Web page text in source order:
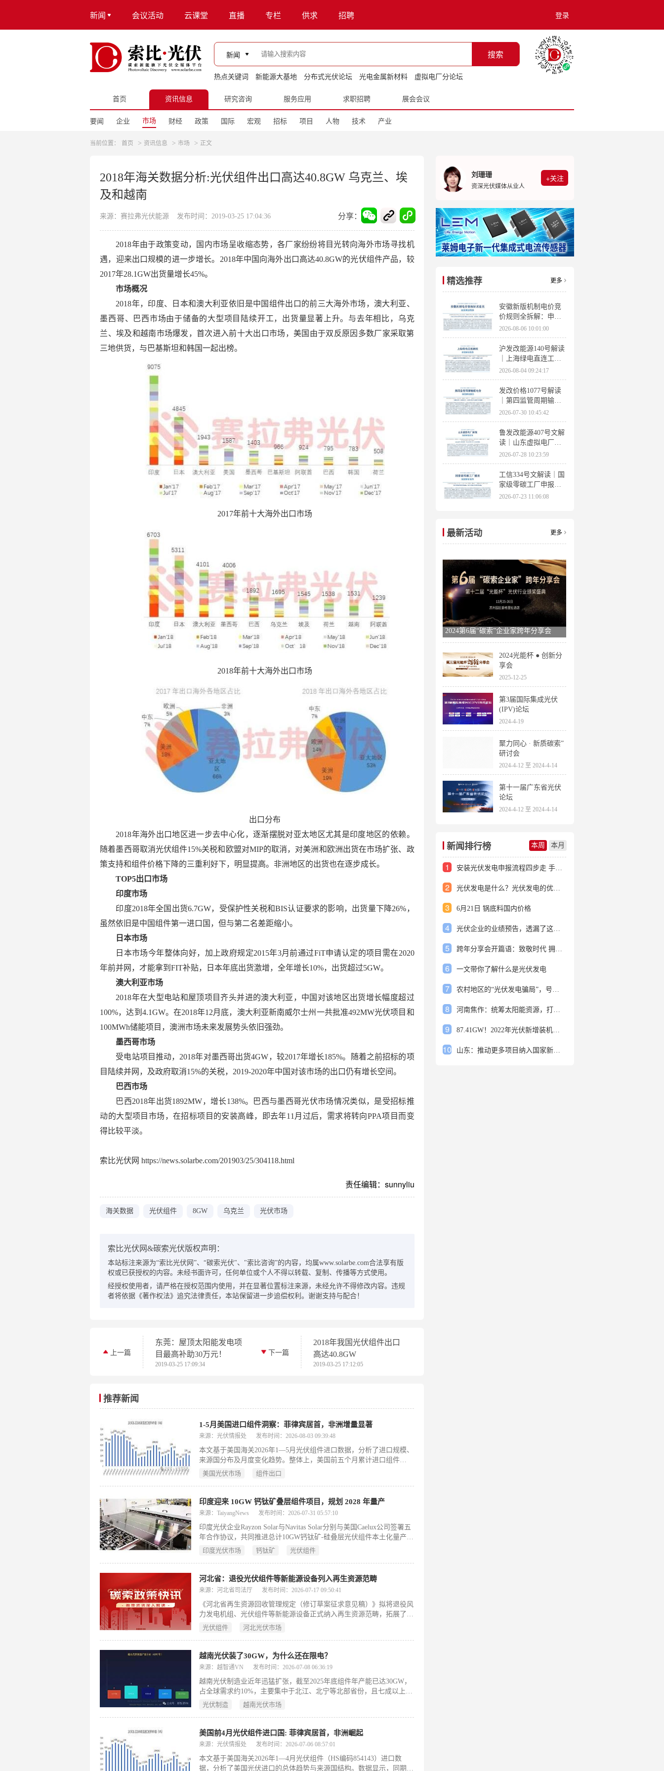
新闻 会议活动 云课堂 直播 专栏 供求 招聘 登录
新闻 搜索
热点关键词 新能源大基地 分布式光伏论坛 光电金属新材料 虚拟电厂分论坛
首页 资讯信息 研究咨询 服务应用 求职招聘 展会会议
要闻 企业 市场 财经 政策 国际 宏观 招标 项目 人物 技术 产业
当前位置： 首页 > 资讯信息 > 市场 > 正文
2018年海关数据分析:光伏组件出口高达40.8GW 乌克兰、埃
及和越南
来源：赛拉弗光伏能源 发布时间：2019-03-25 17:04:36 分享：
2018年由于政策变动，国内市场呈收缩态势，各厂家纷纷将目光转向海外市场寻找机
遇，迎来出口规模的进一步增长。2018年中国向海外出口高达40.8GW的光伏组件产品，较
2017年28.1GW出货量增长45%。
市场概况
2018年，印度、日本和澳大利亚依旧是中国组件出口的前三大海外市场，澳大利亚、
墨西哥、巴西市场由于储备的大型项目陆续开工，出货量显著上升。与去年相比，乌克
兰、埃及和越南市场爆发，首次进入前十大出口市场，美国由于双反原因多数厂家采取第
三地供货，与巴基斯坦和韩国一起出榜。
2017年前十大海外出口市场
2018年前十大海外出口市场
出口分布
2018年海外出口地区进一步去中心化，逐渐摆脱对亚太地区尤其是印度地区的依赖。
随着墨西哥取消光伏组件15%关税和欧盟对MIP的取消，对美洲和欧洲出货在市场扩张、政
策支持和组件价格下降的三重利好下，明显提高。非洲地区的出货也在逐步成长。
TOP5出口市场
印度市场
印度2018年全国出货6.7GW，受保护性关税和BIS认证要求的影响，出货量下降26%，
虽然依旧是中国组件第一进口国，但与第二名差距缩小。
日本市场
日本市场今年整体向好，加上政府规定2015年3月前通过FiT申请认定的项目需在2020
年前并网，才能拿到FIT补贴，日本年底出货激增，全年增长10%，出货超过5GW。
澳大利亚市场
2018年在大型电站和屋顶项目齐头并进的澳大利亚，中国对该地区出货增长幅度超过
100%，达到4.1GW。在2018年12月底，澳大利亚新南威尔士州一共批准492MW光伏项目和
100MWh储能项目，澳洲市场未来发展势头依旧强劲。
墨西哥市场
受电站项目推动，2018年对墨西哥出货4GW，较2017年增长185%。随着之前招标的项
目陆续并网，及政府取消15%的关税，2019-2020年中国对该市场的出口仍有增长空间。
巴西市场
巴西2018年出货1892MW，增长138%。巴西与墨西哥光伏市场情况类似，是受招标推
动的大型项目市场，在招标项目的安装高峰，即去年11月过后，需求将转向PPA项目而变
得比较平淡。
索比光伏网 https://news.solarbe.com/201903/25/304118.html
责任编辑：sunnyliu
海关数据 光伏组件 8GW 乌克兰 光伏市场
索比光伏网&碳索光伏版权声明：
本站标注来源为“索比光伏网”、“碳索光伏"、"索比咨询”的内容，均属www.solarbe.com合法享有版
权或已获授权的内容。未经书面许可，任何单位或个人不得以转载、复制、传播等方式使用。
经授权使用者，请严格在授权范围内使用，并在显著位置标注来源，未经允许不得修改内容。违规
者将依据《著作权法》追究法律责任，本站保留进一步追偿权利。谢谢支持与配合！
上一篇
东莞：屋顶太阳能发电项
目最高补助30万元！
2019-03-25 17:09:34
下一篇
2018年我国光伏组件出口
高达40.8GW
2019-03-25 17:12:05
推荐新闻
1-5月美国进口组件洞察：菲律宾居首，非洲增量显著
来源：光伏情报处 发布时间：2026-08-03 09:39:48
本文基于美国海关2026年1—5月光伏组件进口数据，分析了进口规模、
来源国分布及月度变化趋势。整体上，美国前五个月累计进口组件
8.9GW，同比2025年同期下降35%；虽4—5月出现小幅回升（分别为
之（1768MW）；非洲国家表现突出，埃塞俄比亚（936MW）和尼日
利亚（700MW）分列第三、第四，成为增长最显著的新兴出口区域，
美国光伏市场 组件出口
印度迎来 10GW 钙钛矿叠层组件项目，规划 2028 年量产
来源：TaiyangNews 发布时间：2026-07-31 05:57:10
印度光伏企业Rayzon Solar与Navitas Solar分别与美国Caelux公司签署五
年合作协议，共同推进总计10GW钙钛矿-硅叠层光伏组件本土化量产，
目标于2028年面向印度地面电站市场实现商业化交付。双方将采用
升效率至最高28%。Rayzon依托其11.3GW双面组件制造平台，Navitas
则利用其垂直一体化产线，各承担5GW产能建设。项目严格遵循印度
已与美国Solx达成3GW合作，此次布局标志钙钛矿叠层技术加速迈向规
模化应用。（199字）
印度光伏市场 钙钛矿 光伏组件
河北省：退役光伏组件等新能源设备列入再生资源范畴
来源：河北省司法厅 发布时间：2026-07-17 09:50:41
《河北省再生资源回收管理规定（修订草案征求意见稿）》拟将退役风
力发电机组、光伏组件等新能源设备正式纳入再生资源范畴，拓展了再
生资源的定义边界。草案旨在加强再生资源回收管理，推动绿色低碳循
再生资源回收体系与生活垃圾分类清运体系融合发展。同时，鼓励探索
碳减排核算与激励机制，推广积分兑换、绿色信用等公众引导措施，并
化了经营规范、安全环保要求、信息报送及法律责任等内容，全面强化
全链条监管与行业规范化发展。（199字）
光伏组件 河北光伏市场
越南光伏装了30GW，为什么还在限电？
来源：越智通VN 发布时间：2026-07-08 06:36:19
越南光伏制造业近年迅猛扩张，截至2025年底组件年产能已达30GW，
占全球需求约10%，主要集中于北江、北宁等北部省份，且七成以上产
能由天合光能、晶科能源等头部中资企业主导，高度依赖美国市场。然
窄。与此同时，越南国内光伏装机仅约16–17GW，年新增需求仅2–
3GW，电网消纳能力严重滞后，导致产能利用率长期低于20%。面对
海外市场、参与本土工商业屋顶光伏与直购电项目、向支架、储能等低
光伏制造 越南光伏市场
美国前4月光伏组件进口国: 菲律宾居首，非洲崛起
来源：光伏情报处 发布时间：2026-07-06 08:57:01
本文基于美国海关2026年1—4月光伏组件（HS编码854143）进口数
据，分析了美国光伏进口的总体趋势与来源国结构。数据显示，同期进
刘珊珊
资深光伏媒体从业人
+关注
精选推荐 更多
安徽新版机制电价竞
价规则全拆解：申报
条件、保函罚则、出
清机制、聚合商门槛
2026-08-06 10:01:00
沪发改能源140号解读
｜上海绿电直连工作
方案 申报条件、源荷
指标、场景优先级全
梳理
2026-08-04 09:24:17
发改价格1077号解读
｜第四监管周期输配
电价落地 电量电价下
调容量电价上调
2026-07-30 10:45:42
鲁发改能源407号文解
读｜山东虚拟电厂管
理办法全文 分布式光
伏打包入市规则详解
2026-07-28 10:23:59
工信334号文解读｜国
家级零碳工厂申报条
件、三大硬性指标、
2026-07-23 11:06:08
最新活动 更多
2024第6届“碳索”企业家跨年分享会
2024光能杯 ● 创新分
享会
2025-12-25
第3届国际集成光伏
(IPV)论坛
2024-4-19
聚力同心 · 新质碳索”
研讨会
2024-4-12 至 2024-4-14
第十一届广东省光伏
论坛
2024-4-12 至 2024-4-14
新闻排行榜 本周 本月
1 安装光伏发电申报流程四步走 手把手教你装起光伏电站
2 光伏发电是什么？光伏发电的优缺点有哪些？
3 6月21日 锅底料国内价格
4 光伏企业的业绩预告，透漏了这些信号
5 跨年分享会开篇语：致敬时代 拥抱变革
6 一文带你了解什么是光伏发电
7 农村地区的“光伏发电骗局”，号称能用屋顶赚钱，不少人已经上当
8 河南焦作：统筹太阳能资源，打造百万千瓦级光伏基地
9 87.41GW！2022年光伏新增装机规模发布
10 山东：推动更多项目纳入国家新增风光大基地项目